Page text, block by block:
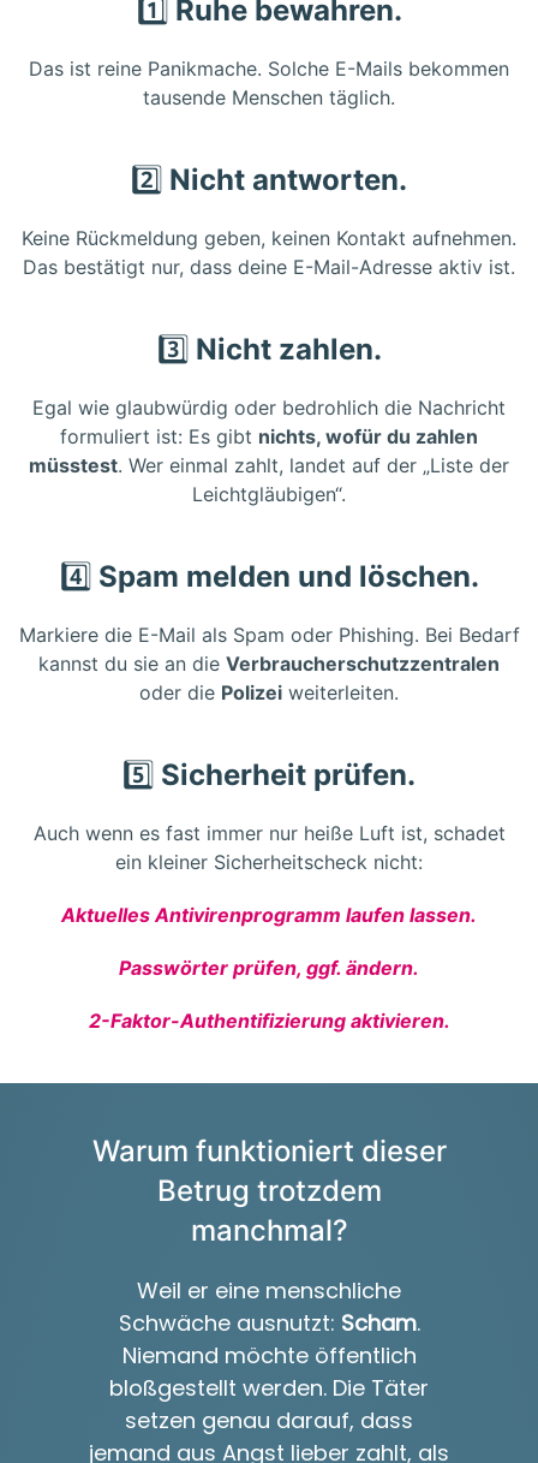
1️⃣ Ruhe bewahren.
Das ist reine Panikmache. Solche E-Mails bekommen
tausende Menschen täglich.
2️⃣ Nicht antworten.
Keine Rückmeldung geben, keinen Kontakt aufnehmen.
Das bestätigt nur, dass deine E-Mail-Adresse aktiv ist.
3️⃣ Nicht zahlen.
Egal wie glaubwürdig oder bedrohlich die Nachricht
formuliert ist: Es gibt nichts, wofür du zahlen
müsstest. Wer einmal zahlt, landet auf der „Liste der
Leichtgläubigen“.
4️⃣ Spam melden und löschen.
Markiere die E-Mail als Spam oder Phishing. Bei Bedarf
kannst du sie an die Verbraucherschutzzentralen
oder die Polizei weiterleiten.
5️⃣ Sicherheit prüfen.
Auch wenn es fast immer nur heiße Luft ist, schadet
ein kleiner Sicherheitscheck nicht:
Aktuelles Antivirenprogramm laufen lassen.
Passwörter prüfen, ggf. ändern.
2-Faktor-Authentifizierung aktivieren.
Warum funktioniert dieser
Betrug trotzdem
manchmal?
Weil er eine menschliche
Schwäche ausnutzt: Scham.
Niemand möchte öffentlich
bloßgestellt werden. Die Täter
setzen genau darauf, dass
jemand aus Angst lieber zahlt, als